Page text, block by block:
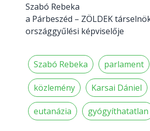
Szabó Rebeka
a Párbeszéd – ZÖLDEK
országgyűlési képviselője
Szabó Rebeka parlament
közlemény Karsai Dániel
eutanázia gyógyíthatatlan